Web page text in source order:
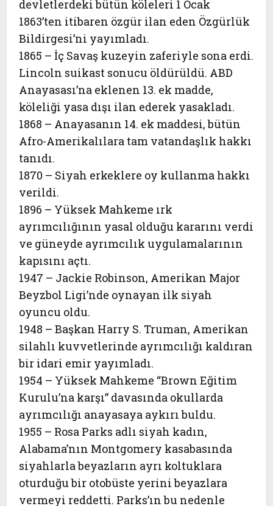
devletlerdeki bütün köleleri 1 Ocak
1863’ten itibaren özgür ilan eden Özgürlük
Bildirgesi’ni yayımladı.
1865 – İç Savaş kuzeyin zaferiyle sona erdi.
Lincoln suikast sonucu öldürüldü. ABD
Anayasası’na eklenen 13. ek madde,
köleliği yasa dışı ilan ederek yasakladı.
1868 – Anayasanın 14. ek maddesi, bütün
Afro-Amerikalılara tam vatandaşlık hakkı
tanıdı.
1870 – Siyah erkeklere oy kullanma hakkı
verildi.
1896 – Yüksek Mahkeme ırk
ayrımcılığının yasal olduğu kararını verdi
ve güneyde ayrımcılık uygulamalarının
kapısını açtı.
1947 – Jackie Robinson, Amerikan Major
Beyzbol Ligi’nde oynayan ilk siyah
oyuncu oldu.
1948 – Başkan Harry S. Truman, Amerikan
silahlı kuvvetlerinde ayrımcılığı kaldıran
bir idari emir yayımladı.
1954 – Yüksek Mahkeme “Brown Eğitim
Kurulu’na karşı” davasında okullarda
ayrımcılığı anayasaya aykırı buldu.
1955 – Rosa Parks adlı siyah kadın,
Alabama’nın Montgomery kasabasında
siyahlarla beyazların ayrı koltuklara
oturduğu bir otobüste yerini beyazlara
vermeyi reddetti. Parks’ın bu nedenle